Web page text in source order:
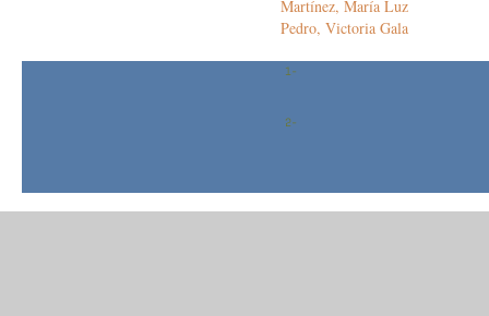
Martínez, María Luz
Pedro, Victoria Gala